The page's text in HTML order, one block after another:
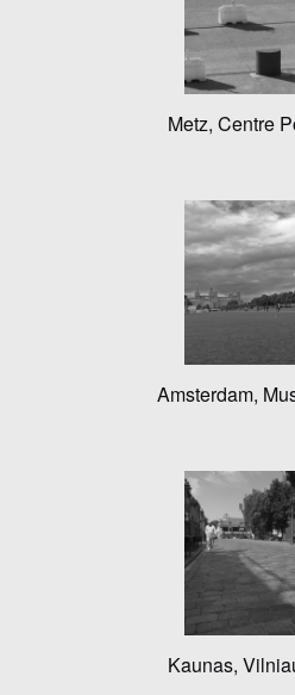
Metz, Centre
Amsterdam,
Kaunas,